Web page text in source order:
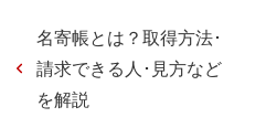
名寄帳とは？取得方法･
請求できる人･見方など
を解説